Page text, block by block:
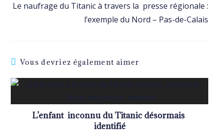
articles
Le naufrage du Titanic à travers la presse régionale :
l’exemple du Nord – Pas-de-Calais
Vous devriez également aimer
L’enfant inconnu du Titanic désormais
identifié